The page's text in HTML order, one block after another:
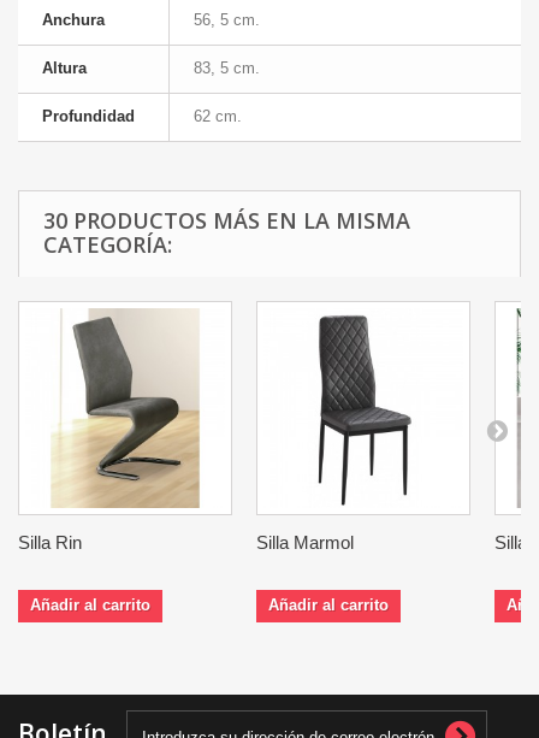
Anchura 56, 5 cm.
Altura 83, 5 cm.
Profundidad 62 cm.
30 PRODUCTOS MÁS EN LA MISMA
CATEGORÍA:
Silla Rin
Añadir al carrito
Silla Marmol
Añadir al carrito
Silla